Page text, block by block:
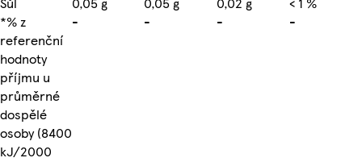
*% z
referenční
hodnoty
příjmu u
průměrné
dospělé
osoby (8400
kJ/2000
- - - -